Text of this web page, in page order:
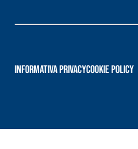
Informativa PrivacyCookie Policy